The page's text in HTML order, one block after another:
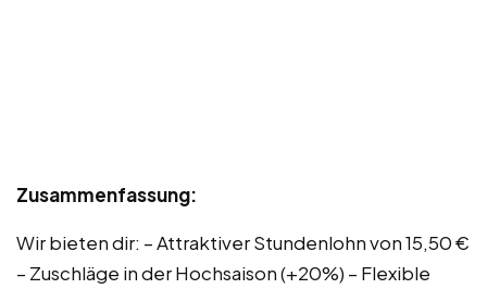
Zusammenfassung:
Wir bieten dir: – Attraktiver Stundenlohn von 15,50 €
– Zuschläge in der Hochsaison (+20%) – Flexible